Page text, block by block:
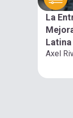
La
Latina
Axel